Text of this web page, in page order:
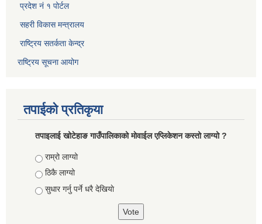
प्रदेश नं १ पोर्टल
सहरी विकास मन्त्रालय
राष्ट्रिय सतर्कता केन्द्र
राष्ट्रिय सूचना आयोग
तपाईको प्रतिकृया
तपाइलाई खोटेहाङ गाउँपालिकाको माेवाईल एप्लिकेशन कस्तो लाग्यो ?
Choices
राम्रो लाग्यो
ठिकै लाग्यो
सुधार गर्नु पर्ने धरै देखियाे